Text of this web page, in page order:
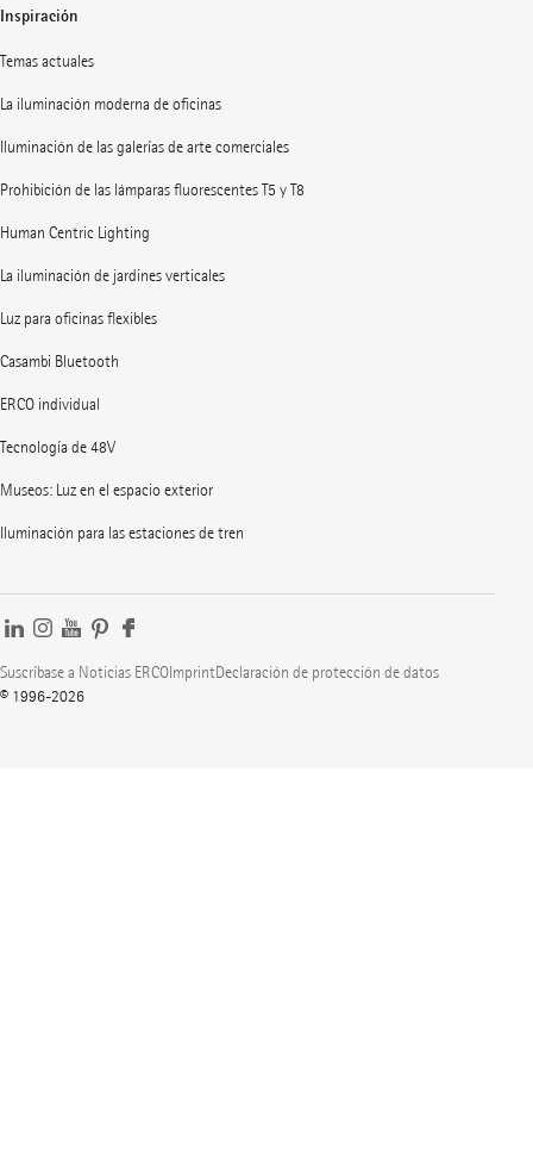
Inspiración
Temas actuales
La iluminación moderna de oficinas
Iluminación de las galerías de arte comerciales
Prohibición de las lámparas fluorescentes T5 y T8
Human Centric Lighting
La iluminación de jardines verticales
Luz para oficinas flexibles
Casambi Bluetooth
ERCO individual
Tecnología de 48V
Museos: Luz en el espacio exterior
Iluminación para las estaciones de tren
Suscríbase a Noticias ERCOImprintDeclaración de protección de datos
© 1996-2026